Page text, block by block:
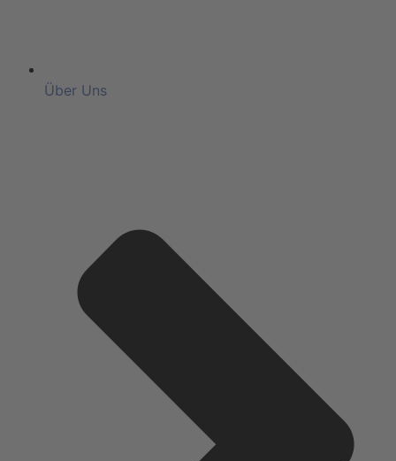
Über Uns